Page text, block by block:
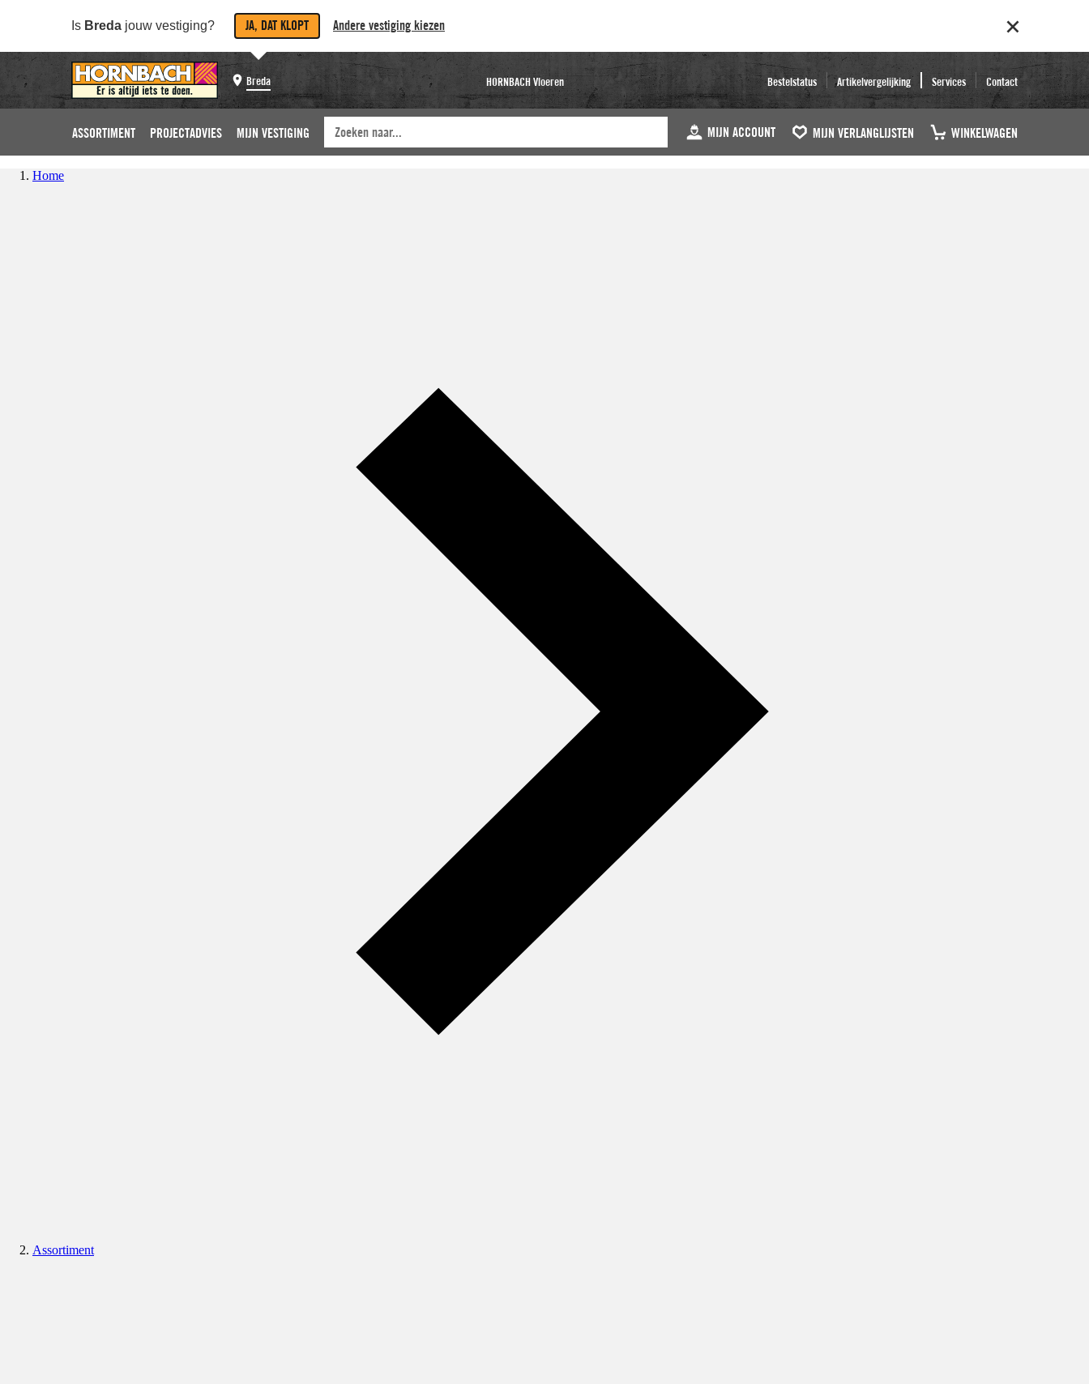
Is Breda jouw vestiging? JA, DAT KLOPT Andere vestiging kiezen
Breda HORNBACH Vloeren Bestelstatus Artikelvergelijking Services Contact
ASSORTIMENT PROJECTADVIES MIJN VESTIGING MIJN ACCOUNT MIJN VERLANGLIJSTEN WINKELWAGEN
Home
Assortiment